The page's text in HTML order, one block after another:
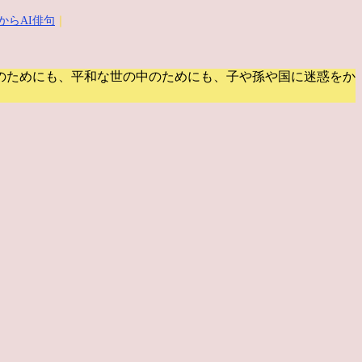
らAI俳句
ためにも、平和な世の中のためにも、子や孫や国に迷惑をか